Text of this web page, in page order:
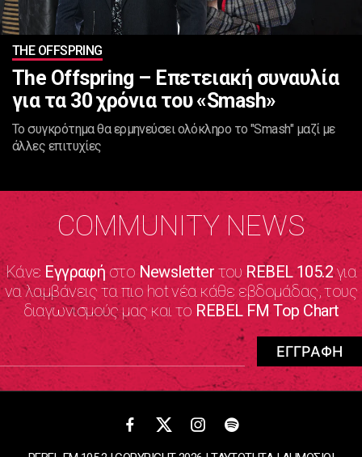
ΤHE OFFSPRING
Τhe Offspring – Επετειακή συναυλία
για τα 30 χρόνια του «Smash»
Το συγκρότημα θα ερμηνεύσει ολόκληρο το "Smash" μαζί με
άλλες επιτυχίες
COMMUNITY NEWS
Κάνε Εγγραφήστο NewsletterτουREBEL 105.2για
να λαμβάνεις τα πιο hot νέα κάθε εβδομάδας, τους
διαγωνισμούς μας και το REBEL FM Top Chart